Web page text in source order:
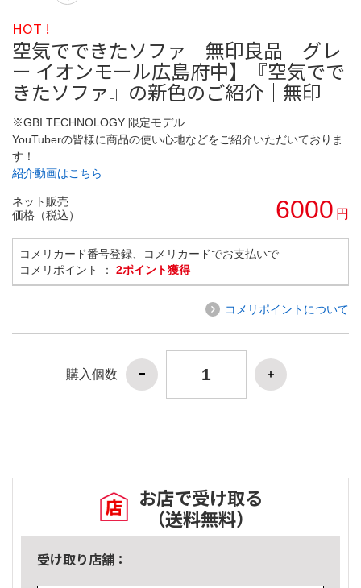
HOT !
空気でできたソファ 無印良品 グレ
ー イオンモール広島府中】『空気でで
きたソファ』の新色のご紹介｜無印
※GBI.TECHNOLOGY 限定モデル
YouTuberの皆様に商品の使い心地などをご紹介いただいておりま
す！
紹介動画はこちら
ネット販売
価格（税込）
6000 円
コメリカード番号登録、コメリカードでお支払いで
コメリポイント ： 2ポイント獲得
コメリポイントについて
購入個数
お店で受け取る
（送料無料）
受け取り店舗：